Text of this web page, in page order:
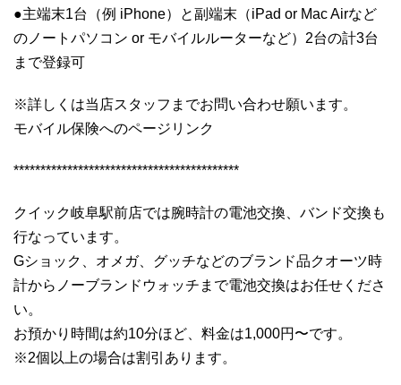
●主端末1台（例 iPhone）と副端末（iPad or Mac Airなど
のノートパソコン or モバイルルーターなど）2台の計3台
まで登録可
※詳しくは当店スタッフまでお問い合わせ願います。
モバイル保険へのページリンク
******************************************
クイック岐阜駅前店では腕時計の電池交換、バンド交換も
行なっています。
Gショック、オメガ、グッチなどのブランド品クオーツ時
計からノーブランドウォッチまで電池交換はお任せくださ
い。
お預かり時間は約10分ほど、料金は1,000円〜です。
※2個以上の場合は割引あります。